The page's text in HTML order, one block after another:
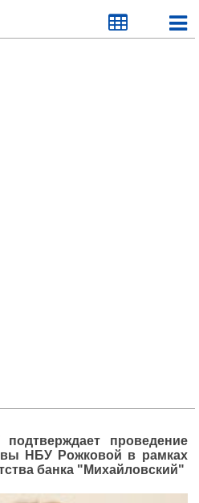
подтверждает проведение
НБУ Рожковой в рамках
банка "Михайловский"